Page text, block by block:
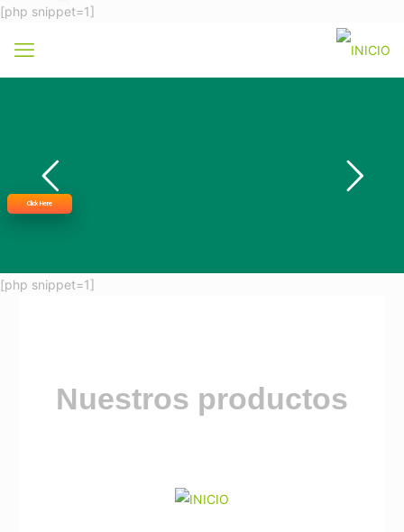
[php snippet=1]
Click Here
[php snippet=1]
Nuestros productos